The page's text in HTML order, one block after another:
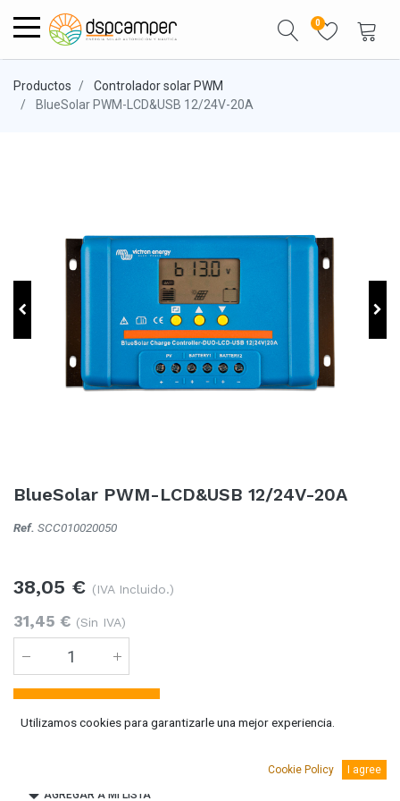
0
Productos
Controlador solar PWM
BlueSolar PWM-LCD&USB 12/24V-20A
BlueSolar PWM-LCD&USB 12/24V-20A
Ref. SCC010020050
38,05 € (IVA Incluido.)
31,45 € (Sin IVA)
AGREGAR A MI LISTA
Utilizamos cookies para garantizarle una mejor experiencia.
Cookie Policy I agree